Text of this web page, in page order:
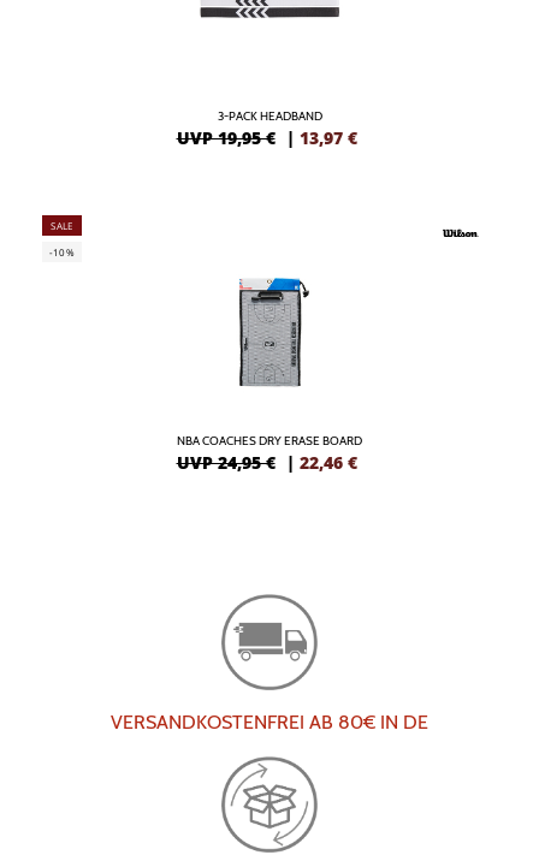
3-PACK HEADBAND
UVP 19,95 € | 13,97 €
SALE
-10%
NBA COACHES DRY ERASE BOARD
UVP 24,95 € | 22,46 €
VERSANDKOSTENFREI AB 80€ IN DE